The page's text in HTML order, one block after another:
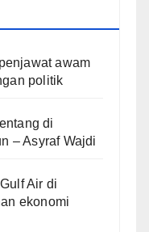
awam
politik
di
– Asyraf Wajdi
Air di
ekonomi